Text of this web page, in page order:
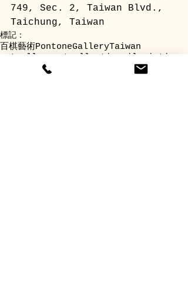
749, Sec. 2, Taiwan Blvd.,
Taichung, Taiwan
標記：
百棋藝術PontoneGalleryTaiwan
artgalleryartcollectionoilpainting
realism oilonboardlights